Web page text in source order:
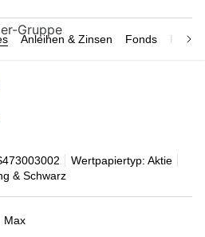
Anleihen & Zinsen Fonds
Wertpapiertyp: Aktie
& Schwarz
Max
Gruppe